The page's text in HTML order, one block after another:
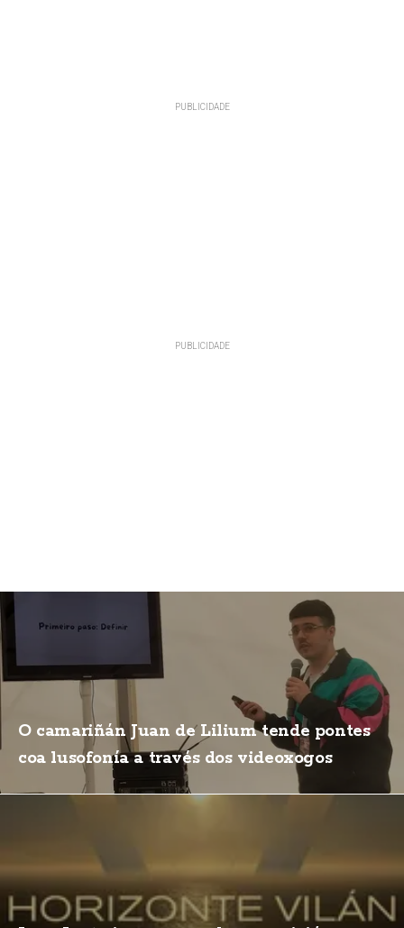
O camariñán Juan de Lilium tende pontes
coa lusofonía a través dos videoxogos